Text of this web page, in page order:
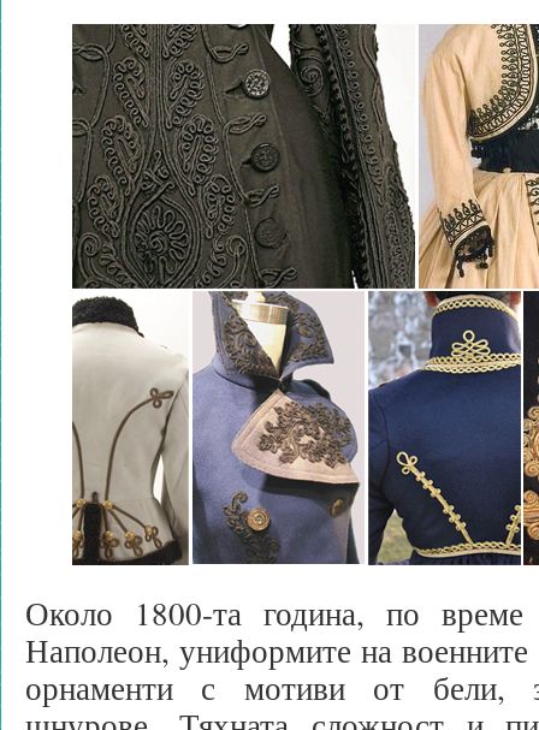
Около 1800-та година, по време
Наполеон, униформите на
орнаменти с мотиви от бели,